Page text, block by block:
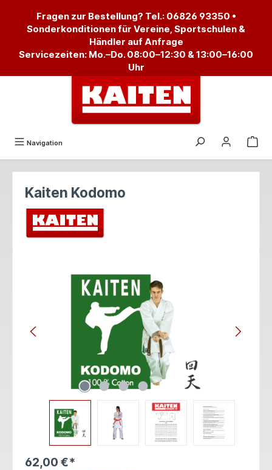
Fragen zur Bestellung? Tel.: 06826 93350 •
Sonderkonditionen für Vereine, Sportschulen &
Händler auf Anfrage
Servicezeiten: Mo.–Do. 08:00–12:30 & 13:00–16:00
Uhr
Navigation
Kaiten Kodomo
62,00 €*